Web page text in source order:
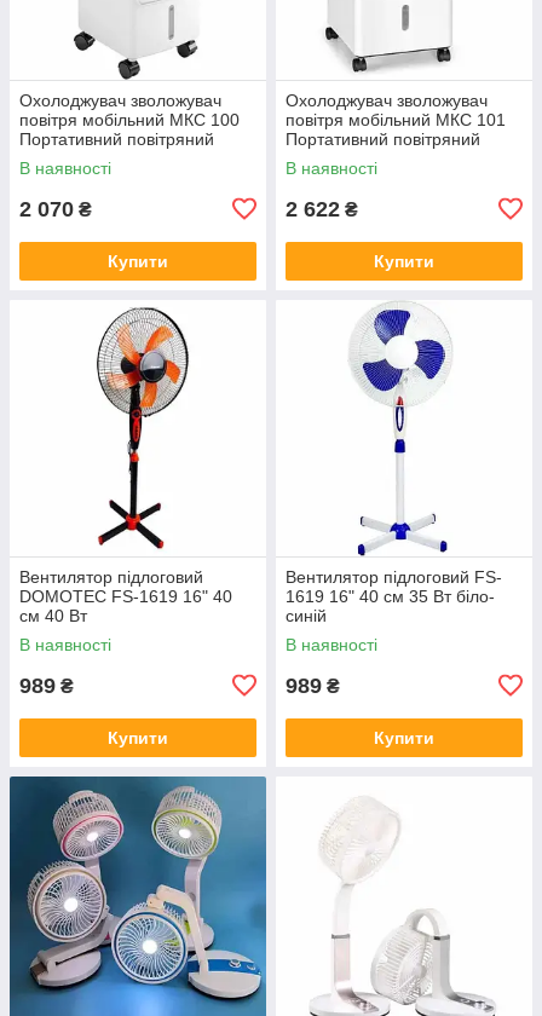
Охолоджувач зволожувач
повітря мобільний МКС 100
Портативний повітряний
кондиціонер охолоджувач 3,5
л 60Вт
В наявності
2 070 ₴
Купити
Охолоджувач зволожувач
повітря мобільний МКС 101
Портативний повітряний
кондиціонер охолоджувач 3,5
л 60Вт
В наявності
2 622 ₴
Купити
Вентилятор підлоговий
DOMOTEC FS-1619 16" 40
см 40 Вт
В наявності
989 ₴
Купити
Вентилятор підлоговий FS-
1619 16" 40 см 35 Вт біло-
синій
В наявності
989 ₴
Купити